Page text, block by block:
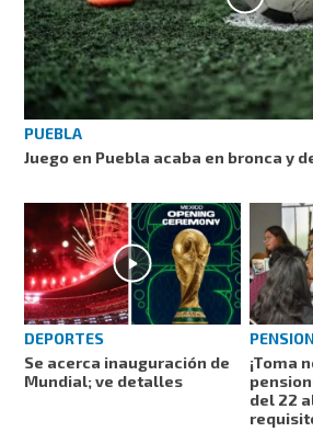
PUEBLA
Juego en Puebla acaba en bronca y
DEPORTES
Se acerca inauguración de
Mundial; ve detalles
¡Toma
del 22